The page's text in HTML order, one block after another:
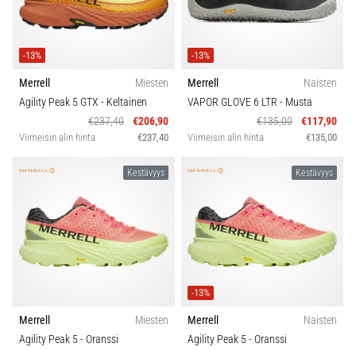
ovat
ja
miten
ne
suoritetaan?
Käytännössä
testaa
ketteryyttä
suunnanmuutoksia.
Miten
se
suoritetaan
sitä…
Malli
Droppi (mm)
Kestävyys
Vuodenaika
Carbon
-13%
Merrell
Miesten
Agility Peak 5 GTX - Keltainen
€237,40
€206,90
Viimeisin alin hinta €237,40
-13%
Merrell
Naisten
VAPOR GLOVE 6 LTR - Musta
€135,00
€117,90
Viimeisin alin hinta €135,00
Kestävyys
Merrell
Miesten
Agility Peak 5- Oranssi
Kestävyys
-13%
Merrell
Naisten
Agility Peak 5- Oranssi